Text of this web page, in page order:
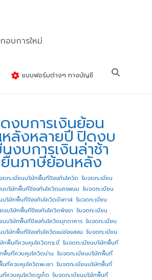
อบการใหม่
แบบฟอร์มต่างๆ ทางบัญชี
งบการเงินย้อน
ลังหลายปี ปิดงบ
งบการเงินล่าช้า
ยื่นภาษีย้อนหลัง
ดทะเบียนบริษัทพื้นทีป้องกันโควิด รับจดทะเบียน
นบริษัทพื้นทีป้องกันโควิดนครพนม รับจดทะเบียน
บริษัทพื้นทีป้องกันโควิดบึงกาฬ รับจดทะเบียน
นบริษัทพื้นทีป้องกันโควิดพังงา รับจดทะเบียน
นบริษัทพื้นทีป้องกันโควิดมุกดาหาร รับจดทะเบียน
บริษัทพื้นทีป้องกันโควิดแม่ฮ่องสอน รับจดทะเบียน
ทพื้นที่ควบคุมโควิดกระบี่ รับจดทะเบียนบริษัทพื้นที่
พื้นที่ควบคุมโควิดน่าน รับจดทะเบียนบริษัทพื้นที่
ที่ควบคุมโควิดพะเยา รับจดทะเบียนบริษัทพื้นที่
ที่ควบคุมโควิดภูเก็ต รับจดทะเบียนบริษัทพื้นที่